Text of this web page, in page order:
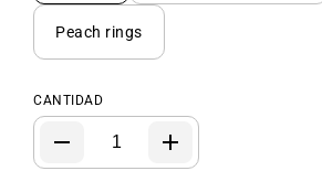
Peach rings
CANTIDAD